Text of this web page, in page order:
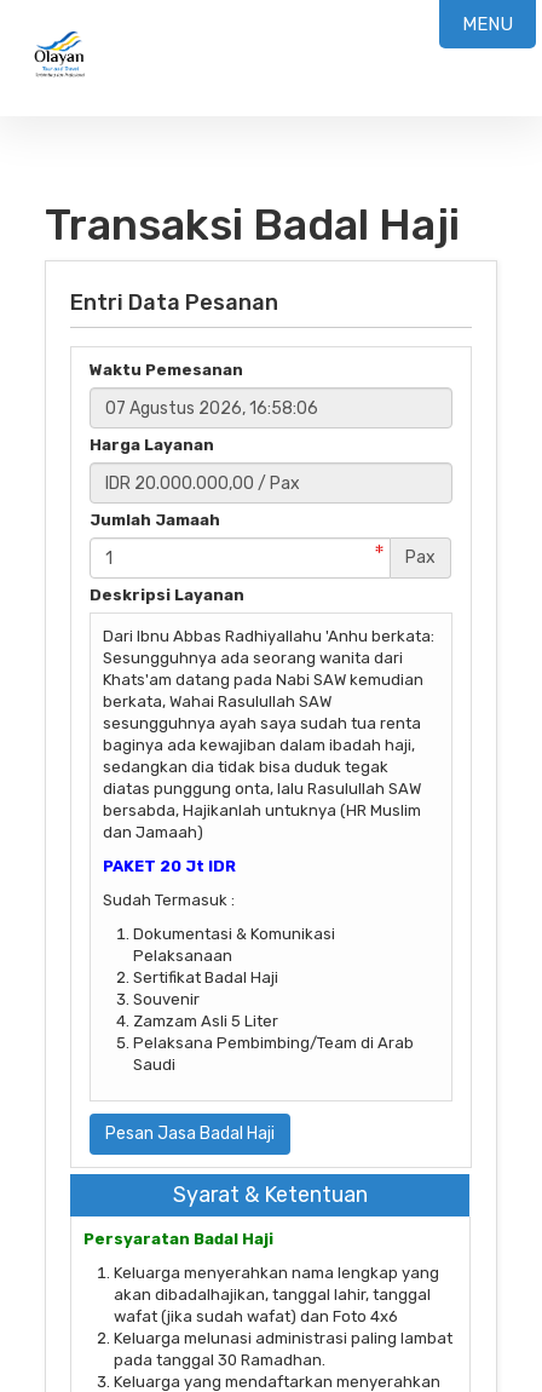
Transaksi Badal Haji
Entri Data Pesanan
Waktu Pemesanan
Harga Layanan
Jumlah Jamaah
Pax
Deskripsi Layanan
Dari Ibnu Abbas Radhiyallahu 'Anhu berkata:
Sesungguhnya ada seorang wanita dari
Khats'am datang pada Nabi SAW kemudian
berkata, Wahai Rasulullah SAW
sesungguhnya ayah saya sudah tua renta
baginya ada kewajiban dalam ibadah haji,
sedangkan dia tidak bisa duduk tegak
diatas punggung onta, lalu Rasulullah SAW
bersabda, Hajikanlah untuknya (HR Muslim
dan Jamaah)
PAKET 20 Jt IDR
Sudah Termasuk :
Dokumentasi & Komunikasi
Pelaksanaan
Sertifikat Badal Haji
Souvenir
Zamzam Asli 5 Liter
Pelaksana Pembimbing/Team di Arab
Saudi
Pesan Jasa Badal Haji
Syarat & Ketentuan
Persyaratan Badal Haji
Keluarga menyerahkan nama lengkap yang
akan dibadalhajikan, tanggal lahir, tanggal
wafat (jika sudah wafat) dan Foto 4x6
Keluarga melunasi administrasi paling lambat
pada tanggal 30 Ramadhan.
Keluarga yang mendaftarkan menyerahkan
MENU